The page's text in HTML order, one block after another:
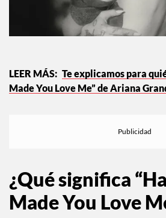
Te explicamos para
Made You Love Me” de Ariana
¿Qué significa
Made You Love